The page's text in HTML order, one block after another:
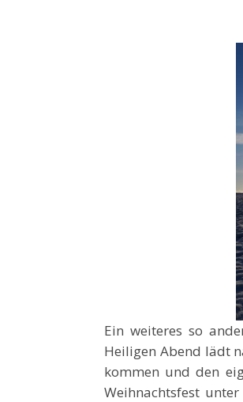
Ein weiteres so
Heiligen Abend lädt
kommen und den
Weihnachtsfest